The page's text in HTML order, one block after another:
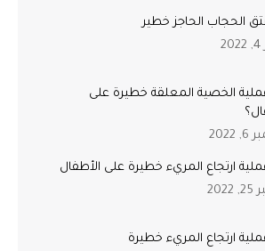
الحجاب الحاجز خطير
الخصية المعلقة خطيرة على
ارتجاع المريء خطيرة على الأطفال
ارتجاع المريء خطيرة